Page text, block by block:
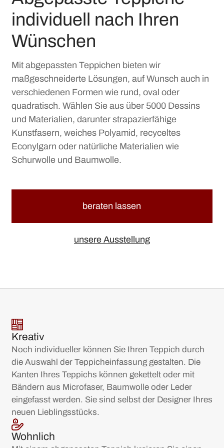
individuell nach Ihren
Wünschen
Mit abgepassten Teppichen bieten wir
maßgeschneiderte Lösungen, auf Wunsch auch in
verschiedenen Formen wie rund, oval oder
quadratisch. Wählen Sie aus über 5000 Dessins
und Materialien, darunter strapazierfähige
Kunstfasern, weiches Polyamid, recyceltes
Econylgarn oder natürliche Materialien wie
Schurwolle und Baumwolle.
beraten lassen
beraten lassen
unsere Ausstellung
Kreativ
Noch individueller können Sie Ihren Teppich durch
die Auswahl der Teppicheinfassung gestalten. Die
Kanten Ihres Teppichs können gekettelt oder mit
Bändern aus Microfaser, Baumwolle oder Leder
eingefasst werden. Sie sind selbst der Designer Ihres
neuen Lieblingsstücks.
Wohnlich